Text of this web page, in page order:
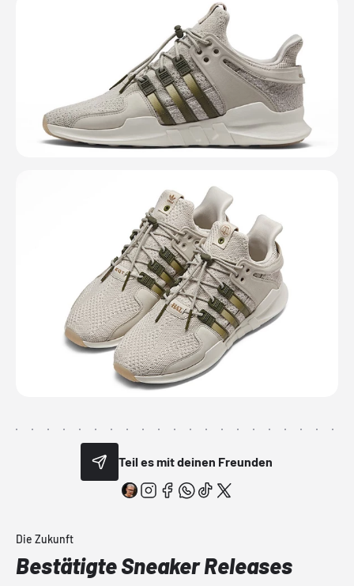
Teil es mit deinen Freunden
Die Zukunft
Bestätigte Sneaker Releases